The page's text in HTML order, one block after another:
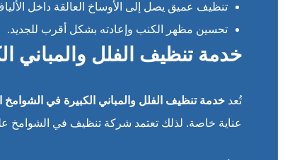
تنظيف عميق يصل إلى الأوساخ العالقة داخل
تحسين مظهر الكنب وإعادته بشكل أقرب للجديد.
خدمة تنظيف الفلل والمباني
تُعد خدمة تنظيف الفلل والمباني الكبيرة في الشوامخ
عناية خاصة. لذلك تعتمد شركة تنظيف في الشوامخ